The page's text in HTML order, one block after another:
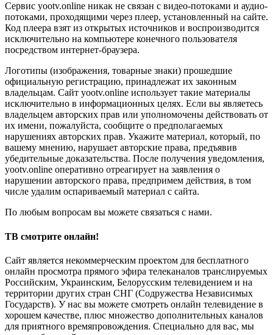
Сервис yootv.online никак не связан с видео-потоками и аудио-
потоками, проходящими через плеер, установленный на сайте.
Код плеера взят из открытых источников и воспроизводится
исключительно на компьютере конечного пользователя
посредством интернет-браузера.
Логотипы (изображения, товарные знаки) прошедшие
официальную регистрацию, принадлежат их законным
владельцам. Сайт yootv.online использует такие материалы
исключительно в информационных целях. Если вы являетесь
владельцем авторских прав или уполномочены действовать от
их имени, пожалуйста, сообщите о предполагаемых
нарушениях авторских прав. Укажите материал, который, по
вашему мнению, нарушает авторские права, предъявив
убедительные доказательства. После получения уведомления,
yootv.online оперативно отреагирует на заявления о
нарушении авторского права, предпримем действия, в том
числе удалим оспариваемый материал с сайта.
По любым вопросам вы можете связаться с нами.
ТВ смотрите онлайн!
Сайт является некоммерческим проектом для бесплатного
онлайн просмотра прямого эфира телеканалов транслируемых
Российским, Украинским, Белорусским телевидением и на
территории других стран СНГ (Содружества Независимых
Государств). У нас вы можете смотреть онлайн телевидение в
хорошем качестве, плюс множество дополнительных каналов
для приятного времяпровождения. Специально для вас, мы